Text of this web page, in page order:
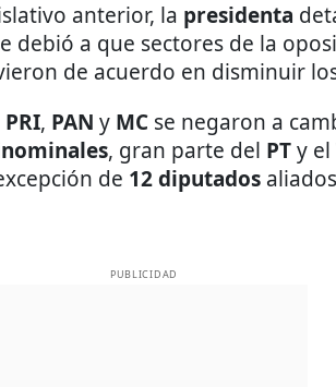
anterior, la presidenta
debió a que sectores de la
de acuerdo en disminuir
PRI, PAN y MC se negaron a
, gran parte del PTy el
de 12 diputados
PUBLICIDAD